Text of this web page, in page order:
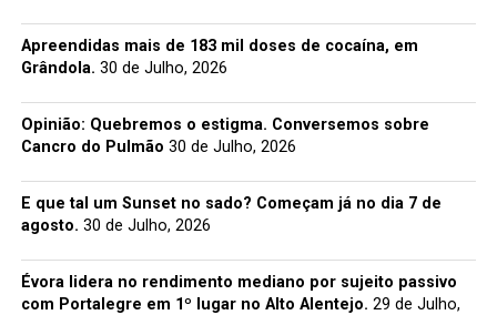
Apreendidas mais de 183 mil doses de cocaína, em
Grândola. 30 de Julho, 2026
Opinião: Quebremos o estigma. Conversemos sobre
Cancro do Pulmão 30 de Julho, 2026
E que tal um Sunset no sado? Começam já no dia 7 de
agosto. 30 de Julho, 2026
Évora lidera no rendimento mediano por sujeito passivo
com Portalegre em 1º lugar no Alto Alentejo. 29 de Julho,